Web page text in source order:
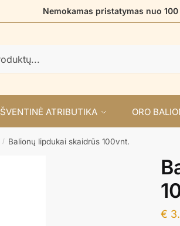
Nemokamas pristatymas nuo 100
ŠVENTINĖ ATRIBUTIKA ORO
/ Balionų lipdukai skaidrūs 100vnt.
€